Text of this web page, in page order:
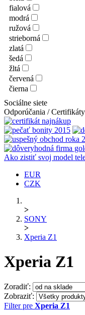
fialová
modrá
ružová
strieborná
zlatá
šedá
žltá
červená
čierna
Sociálne siete
Odporúčania / Certifikáty
Ako zistiť svoj model
EUR
CZK
>
SONY
>
Xperia Z1
Xperia Z1
Zoradiť:
Zobraziť:
Filter pre Xperia Z1